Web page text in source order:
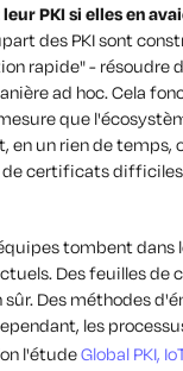
PKI si elles en
des PKI sont
rapide" - résoudre
ad hoc. Cela
que
en un rien de temps,
certificats difficiles
tombent dans
Des feuilles de
Des méthodes
les
l'étudeGlobal PKI,